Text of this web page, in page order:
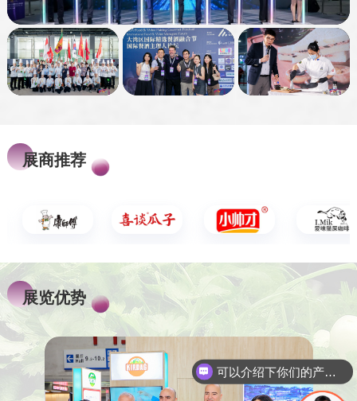
展商推荐
展览优势
可以介绍下你们的产品么